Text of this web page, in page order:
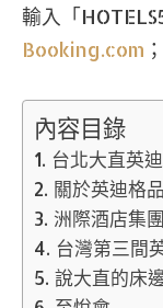
輸入「
Booking.com ；
內容目錄
台北大直英
關於英迪格
洲際酒店集
台灣第三間
說大直的床